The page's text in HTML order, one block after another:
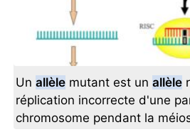
Unallèle mutant est unallèle
réplication incorrecte d'une
chromosome pendant la